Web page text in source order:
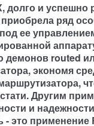
долго и успешно
ряд
ее
демонов routed
экономя
Другим
и
это применение